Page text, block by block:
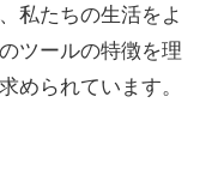
私たちの生活をよ
ツールの特徴を理
められています。